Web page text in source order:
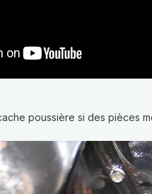
poussière si des pièces